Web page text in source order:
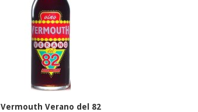
Vermouth Verano del 82